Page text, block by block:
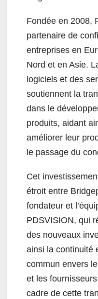
Fondée en 2008,
partenaire de
entreprises en
Nord et en Asie.
logiciels et des
soutiennent la
dans le
produits, aidant
améliorer leur
le passage du
Cet
étroit entre
fondateur et
PDSVISION, qui
des nouveaux
ainsi la continuité
commun envers
et les
cadre de cette